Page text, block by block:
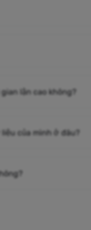
lận cao không?
của mình ở đâu?